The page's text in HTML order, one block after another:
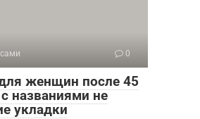
0
женщин после 45
названиями не
укладки